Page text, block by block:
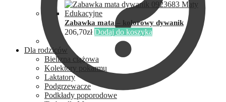
Zabawka mata – kolorowy dywanik
206,70zł Dodaj do koszyka
Dla rodziców
Bielizna ciążowa
Kolektory pokarmu
Laktatory
Podgrzewacze
Podkłady poporodowe